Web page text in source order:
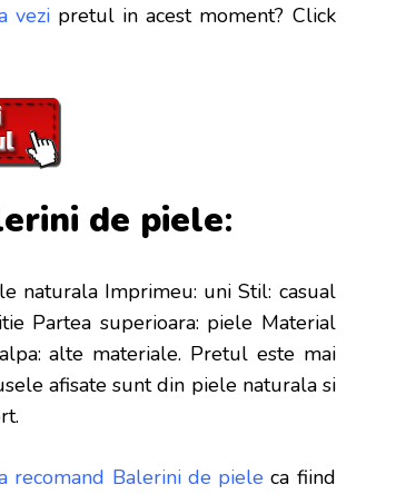
vezi pretul in acest moment? Click
de piele:
naturala Imprimeu: uni Stil: casual
Partea superioara: piele Material
alte materiale. Pretul este mai
afisate sunt din piele naturala si
recomand Balerini de pieleca fiind